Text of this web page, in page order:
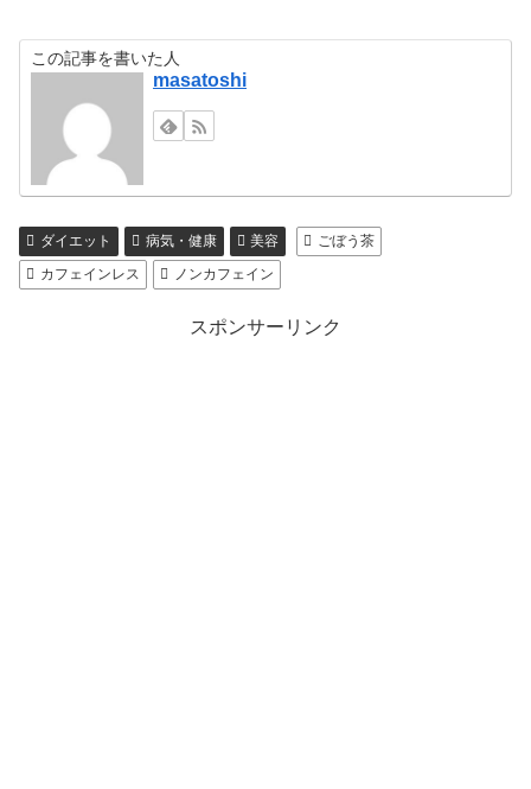
この記事を書いた人
masatoshi
ダイエット 病気・健康 美容
ごぼう茶
カフェインレス
ノンカフェイン
スポンサーリンク